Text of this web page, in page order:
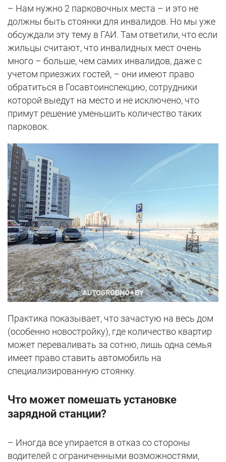
– Нам нужно 2 парковочных места – и это не
должны быть стоянки для инвалидов. Но мы уже
обсуждали эту тему в ГАИ. Там ответили, что если
жильцы считают, что инвалидных мест очень
много – больше, чем самих инвалидов, даже с
учетом приезжих гостей, – они имеют право
обратиться в Госавтоинспекцию, сотрудники
которой выедут на место и не исключено, что
примут решение уменьшить количество таких
парковок.
Практика показывает, что зачастую на весь дом
(особенно новостройку), где количество квартир
может переваливать за сотню, лишь одна семья
имеет право ставить автомобиль на
специализированную стоянку.
Что может помешать установке
зарядной станции?
– Иногда все упирается в отказ со стороны
водителей с ограниченными возможностями,